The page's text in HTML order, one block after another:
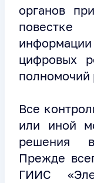
органов
цифровых
полномочий
Все
или иной
решения
Прежде
ГИИС